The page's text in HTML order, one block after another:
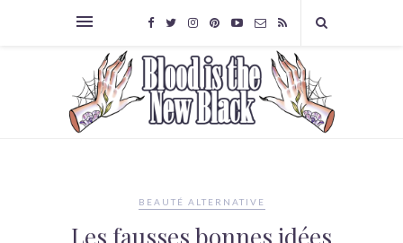
BEAUTÉ ALTERNATIVE
Les fausses bonnes idées